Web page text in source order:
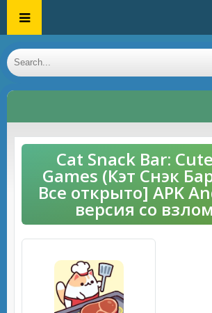
Cat Snack Bar:
Games (Кэт Снэк
Все открыто] APK
версия со